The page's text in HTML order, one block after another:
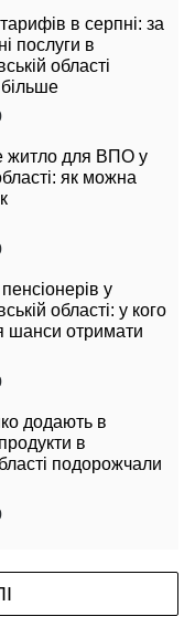
в серпні: за
послуги в
області
житло для ВПО у
як можна
у
області: у кого
шанси отримати
додають в
в
подорожчали